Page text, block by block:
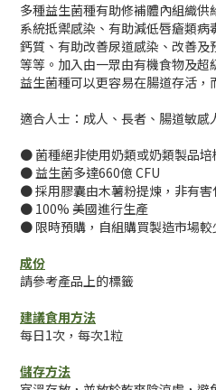
多種益生菌種有助修補體內組織
系統抵禦感染、有助減低唇瘡類
鈣質、有助改善尿道感染、改善
等等。加入由一眾由有機食物及
益生菌種可以更容易在腸道存活，
適合人士：成人、長者、腸道敏感
● 菌種絕非使用奶類或奶類製品培
● 益生菌多達660億 CFU
● 採用膠囊由木薯粉提煉，非有害
● 100% 美國進行生產
● 限時預購，自組購買製造市場
成份
請參考產品上的標籤
建議食用方法
每日1次，每次1粒
儲存方法